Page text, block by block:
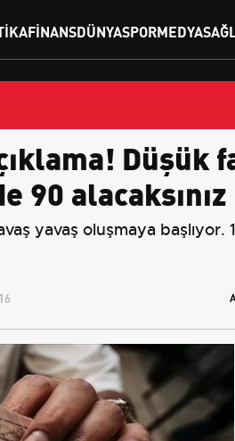
FINANSDÜNYASPORMEDYA
90 alacaksınız
yavaş oluşmaya başlıyor.